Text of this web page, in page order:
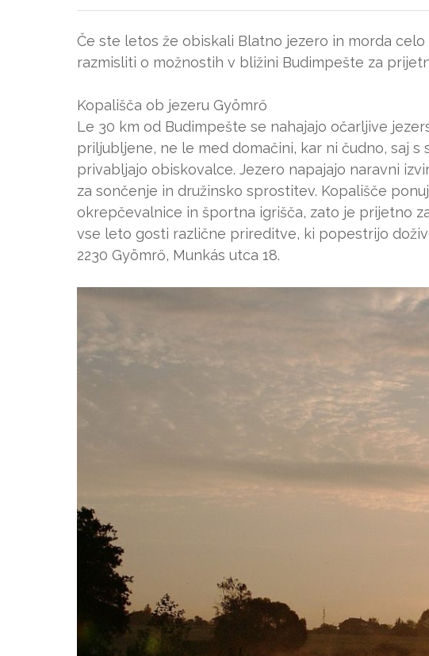
Če ste letos že obiskali Blatno jezero in morda
razmisliti o možnostih v bližini Budimpešte za
Kopališča ob jezeru Gyömrő
Le 30 km od Budimpešte se nahajajo očarljive
priljubljene, ne le med domačini, kar ni čudno, saj
privabljajo obiskovalce. Jezero napajajo naravni
za sončenje in družinsko sprostitev. Kopališče
okrepčevalnice in športna igrišča, zato je prijetno
vse leto gosti različne prireditve, ki popestrijo
2230 Gyömrő, Munkás utca 18.